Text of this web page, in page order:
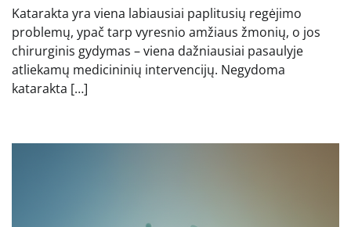
Katarakta yra viena labiausiai paplitusių regėjimo
problemų, ypač tarp vyresnio amžiaus žmonių, o jos
chirurginis gydymas – viena dažniausiai pasaulyje
atliekamų medicininių intervencijų. Negydoma
katarakta […]